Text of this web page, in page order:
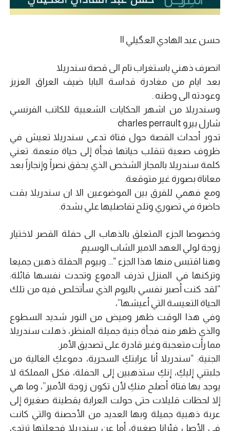
حسن عبد الهادي العگيلي ||
انصرف ذهني باستغراب تام الى قصة سندريلا
بعد ايام من مغادرة قداسة البابا ضيف العراق العزيز
وعودته الى وطنه .
وسندريلا من اشهر الحكايات الشعبية للكاتب الفرنسي
شارل بيرو charles perrault
تدور أحداث القصة حول فتاة تدعى سندريلا تعيش في
ظروف صعبة تنقلب حياتها فجأة إلى حياة منعمة. تعني
كلمة سندريلا بالمجاز الشخص الذي يحقق نصراً وإنجازاً بعد
معاناة بصورة غير متوقعة.
ومع فهمي للفرق بين الموضوعين الا ان سندريلا بقت
حاضرة في تصوري وتلح تفاصليها علي بشدة.
وخصوصا الجزء المتعلق بالذهاب الى حفلة القصر لاختيار
زوجة لولي العهد الامير الشاب الوسيم.
وهنا اقتبس منها هذا الجزء “… وبيوم الحفلة ذهبن جميعا
وتركنها في المنزل تذرف الدموع وتحدث نفسها قائلة:
“لقد كنت أصبر نفسي باليوم الذي سأتخلص فيه من تلك
الحياة التعيسة التي أعيشها”،
وفي هذا الوقت ظهر وميض من النور شديد السطوع
والذي ظهر منه فجأة جنية جميلة المنظر، ذهلت سندريلا
مما رأت متعجبة وغير قادرة على تصديق الأمر.
الجنية: “سندريلا أنا عرابتكِ السحرية، دموعكِ الغالية من
جلبتني إليكِ، إنكِ ستذهبين إلى الحفلة، فكل المملكة لا
يوجد بها فتاة أصلح منكِ لأن تكون زوجة الأمير”، وما هي
إلا لحظات قليلات حتى حولت العرابة يقطينة صغيرة إلى
عربة ذهبية جميلة وبها العديد من الأحصنة والتي كانت
في الأصل فئرانا صغيرة، أما عن سندريلا فجعلتها ترتدي